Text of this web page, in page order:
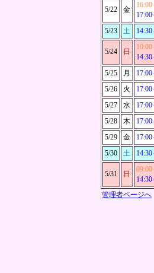
5/22 金
16:00
17:00
5/23
土 14:30
5/24 日
10:00
14:30
5/25
月 17:00
5/26
火 17:00
5/27
水 17:00
5/28
木 17:00
5/29
金 17:00
5/30
土 14:30
5/31 日
09:00
14:30
管理者ページへ